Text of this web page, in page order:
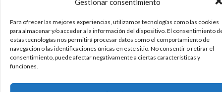
Gestionar consentimiento
Para ofrecer las mejores experiencias, utilizamos tecnologías como las cookies
para almacenar y/o acceder a la información del dispositivo. El consentimiento
estas tecnologías nos permitirá procesar datos como el comportamiento de
navegación o las identificaciones únicas en este sitio. No consentir o retirar el
consentimiento, puede afectar negativamente a ciertas características y
funciones.
¿Qué pasaría si los bares y cafés ofrecieran
recargas de agua gratuita a cualquiera con una
botella reutilizable? Un programa en el Reino